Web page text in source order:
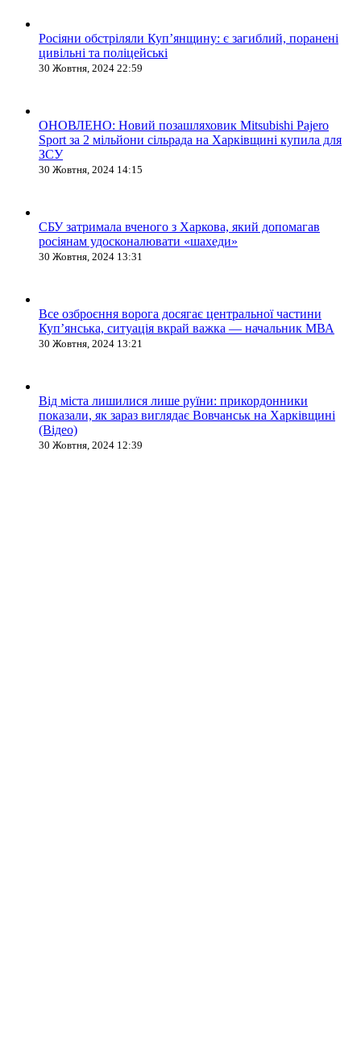
Росіяни обстріляли Купʼянщину: є загиблий, поранені
цивільні та поліцейські
30 Жовтня, 2024 22:59
ОНОВЛЕНО: Новий позашляховик Mitsubishi Pajero
Sport за 2 мільйони сільрада на Харківщині купила для
ЗСУ
30 Жовтня, 2024 14:15
СБУ затримала вченого з Харкова, який допомагав
росіянам удосконалювати «шахеди»
30 Жовтня, 2024 13:31
Все озброєння ворога досягає центральної частини
Куп’янська, ситуація вкрай важка — начальник МВА
30 Жовтня, 2024 13:21
Від міста лишилися лише руїни: прикордонники
показали, як зараз виглядає Вовчанськ на Харківщині
(Відео)
30 Жовтня, 2024 12:39